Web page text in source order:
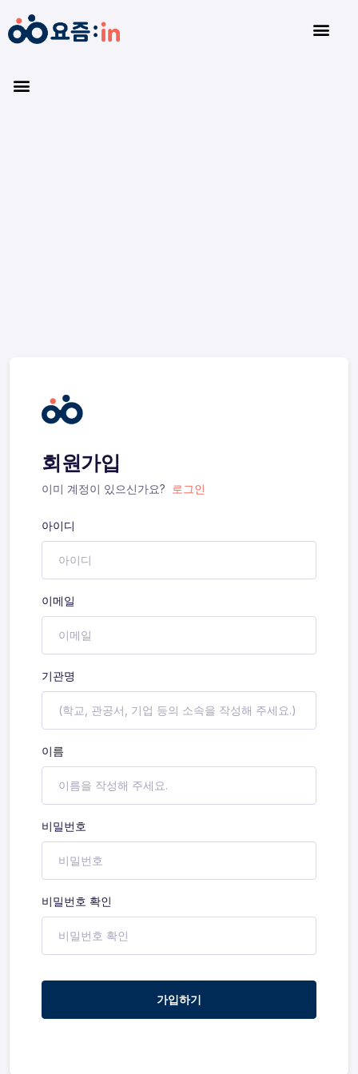
회원가입
이미 계정이 있으신가요? 로그인
아이디
이메일
기관명
이름
비밀번호
비밀번호 확인
가입하기